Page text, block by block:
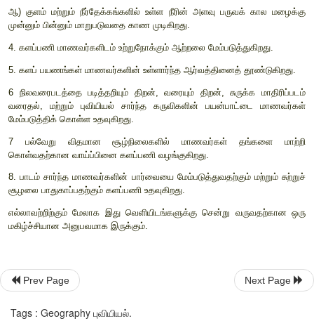
கருத்துக்களை நன்றாக புரிந்துகொள்ள உதவுகிறது.
போது அப்பகுதியில் ஏற்படும் மாற்றத்தின் போக்கினைப்
அ) வெவ்வேறு காலங்களில் கிடைக்கக் கூடிய
வளர்ச்சி
ஆ) குளம் மற்றும் நீர்தேக்கங்களில் உள்ள நீரின் அளவு பருவக்
முன்னும் பின்னும் மாறுபடுவதை காண முடிகிறது.
4. களப்பணி மாணவர்களிடம் உற்றுநோக்கும் ஆற்றலை
5.களப் பயணங்கள் மாணவர்களின் உள்ளார்ந்த ஆர்வத்தினைத்
வரைதல்,மற்றும் புவியியல் சார்ந்த கருவிகளின்
மேம்படுத்திக் கொள்ள உதவுகிறது.
7பல்வேறு விதமான சூழ்நிலைகளில் மாணவர்கள்
Prev Page Next Page
Tags : Geography புவியியல்.